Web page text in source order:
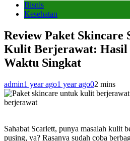
Bisnis
Kesehatan
Review Paket Skincare
Kulit Berjerawat: Hasil
Waktu Singkat
admin1 year ago1 year ago02 mins
berjerawat
Sahabat Scarlett, punya masalah kulit
pusing, ya? Rasanya sudah coba